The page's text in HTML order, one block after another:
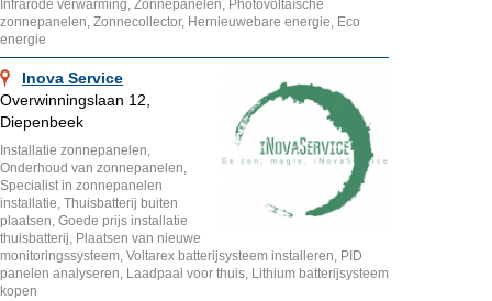
Infrarode verwarming, Zonnepanelen, Photovoltaïsche
zonnepanelen, Zonnecollector, Hernieuwebare energie, Eco
energie
Inova Service
Overwinningslaan 12,
Diepenbeek
Installatie zonnepanelen,
Onderhoud van zonnepanelen,
Specialist in zonnepanelen
installatie, Thuisbatterij buiten
plaatsen, Goede prijs installatie
thuisbatterij, Plaatsen van nieuwe
monitoringssysteem, Voltarex batterijsysteem installeren, PID
panelen analyseren, Laadpaal voor thuis, Lithium batterijsysteem
kopen